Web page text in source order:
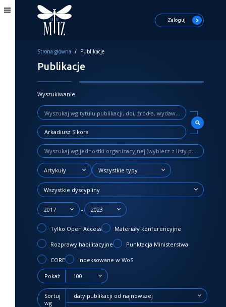
Zaloguj
Strona główna / Publikacje
Publikacje
Wyszukiwanie
Artykuły Wszystkie typy
Wszystkie dyscypliny
2017 - 2023
Tylko Open Access Materiały konferencyjne
Rozprawy habilitacyjne Punktacja Ministerstwa
CORE Indeksowane w WoS
Pokaż 100
Sortuj
wg
daty publikacji od najnowszej